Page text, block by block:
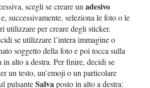
scegli se creare unadesivo
e, successivamente, seleziona le foto o le
utilizzare per creare degli sticker.
se utilizzare l’intera immagine o
soggetto della foto e poi tocca sulla
in alto a destra. Per finire, decidi se
un testo, un’emoji o un particolare
pulsanteSalvaposto in alto a destra: